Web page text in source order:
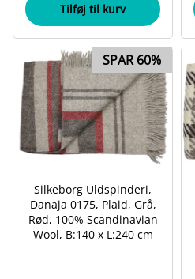
Tilføj til kurv
SPAR 60%
Silkeborg Uldspinderi,
Danaja 0175, Plaid, Grå,
Rød, 100% Scandinavian
Wool, B:140 x L:240 cm